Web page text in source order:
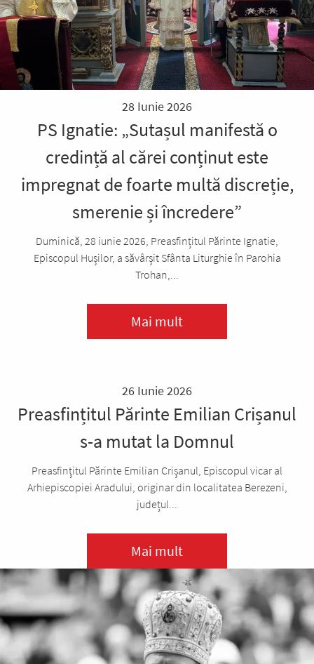
28 Iunie 2026
PS Ignatie: „Sutașul manifestă o
credință al cărei conținut este
impregnat de foarte multă discreție,
smerenie și încredere”
Duminică, 28 iunie 2026, Preasfințitul Părinte Ignatie,
Episcopul Hușilor, a săvârșit Sfânta Liturghie în Parohia
Trohan,...
Mai mult
26 Iunie 2026
Preasfințitul Părinte Emilian Crișanul
s-a mutat la Domnul
Preasfințitul Părinte Emilian Crișanul, Episcopul vicar al
Arhiepiscopiei Aradului, originar din localitatea Berezeni,
județul...
Mai mult